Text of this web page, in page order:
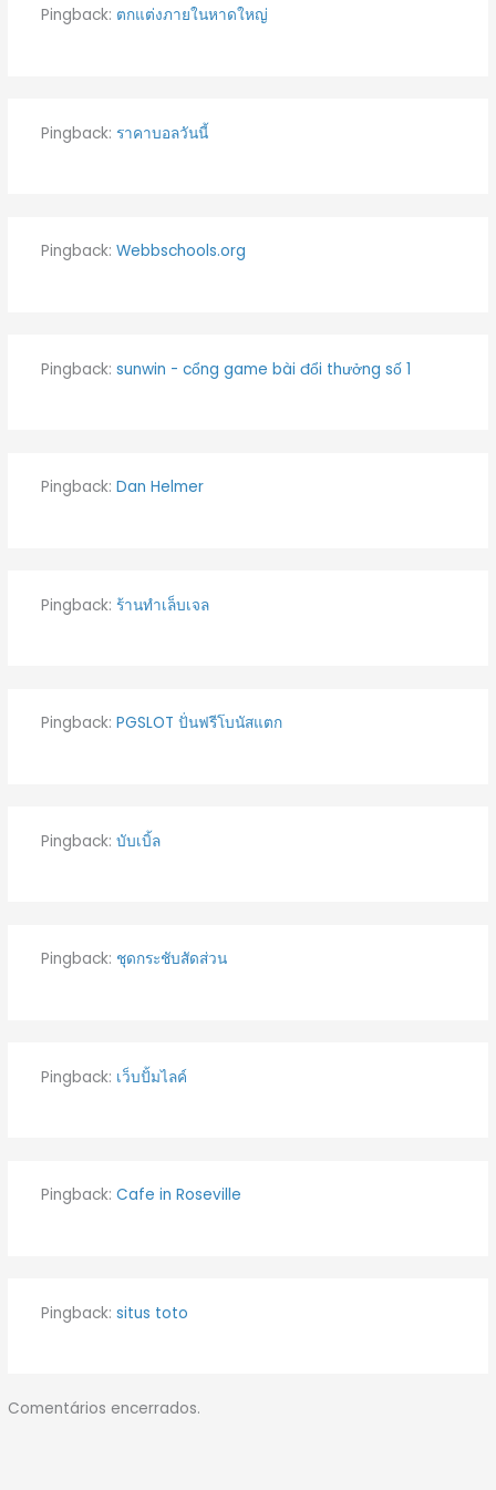
Pingback: ตกแต่งภายในหาดใหญ่
Pingback: ราคาบอลวันนี้
Pingback: Webbschools.org
Pingback: sunwin - cổng game bài đổi thưởng số 1
Pingback: Dan Helmer
Pingback: ร้านทำเล็บเจล
Pingback: PGSLOT ปั่นฟรีโบนัสแตก
Pingback: บับเบิ้ล
Pingback: ชุดกระชับสัดส่วน
Pingback: เว็บปั้มไลค์
Pingback: Cafe in Roseville
Pingback: situs toto
Comentários encerrados.